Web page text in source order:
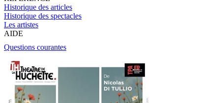
Historique des articles
Historique des spectacles
Les artistes
AIDE
Questions courantes